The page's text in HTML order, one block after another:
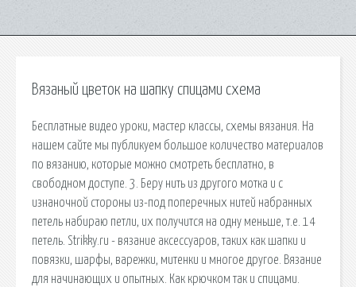
Вязаный цветок на шапку спицами схема
Бесплатные видео уроки, мастер классы, схемы вязания. На
нашем сайте мы публикуем большое количество материалов
по вязанию, которые можно смотреть бесплатно, в
свободном доступе. 3. Беру нить из другого мотка и с
изнаночной стороны из-под поперечных нитей набранных
петель набираю петли, их получится на одну меньше, т.е. 14
петель. Strikky.ru - вязание аксессуаров, таких как шапки и
повязки, шарфы, варежки, митенки и многое другое. Вязание
для начинающих и опытных. Как крючком так и спицами.